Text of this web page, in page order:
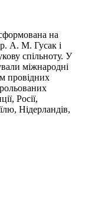
на
А. М. Гусак і
спільноту. У
міжнародні
провідних
Росії,
Нідерландів,